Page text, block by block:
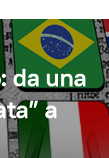
da una
a